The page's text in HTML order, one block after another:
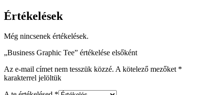
Értékelések
Még nincsenek értékelések.
„Business Graphic Tee” értékelése elsőként
Az e-mail címet nem tesszük közzé. A kötelező mezőket *
karakterrel jelöltük